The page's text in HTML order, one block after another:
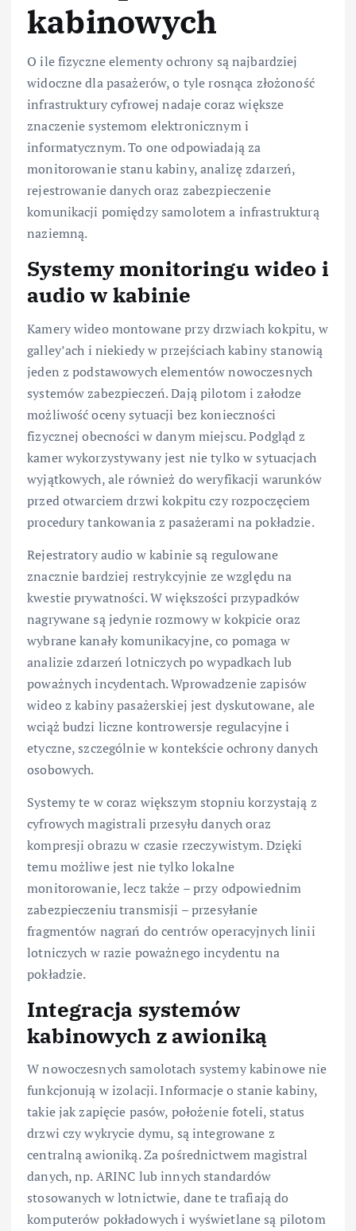
kabinowych
O ile fizyczne elementy ochrony są najbardziej
widoczne dla pasażerów, o tyle rosnąca złożoność
infrastruktury cyfrowej nadaje coraz większe
znaczenie systemom elektronicznym i
informatycznym. To one odpowiadają za
monitorowanie stanu kabiny, analizę zdarzeń,
rejestrowanie danych oraz zabezpieczenie
komunikacji pomiędzy samolotem a infrastrukturą
naziemną.
Systemy monitoringu wideo i
audio w kabinie
Kamery wideo montowane przy drzwiach kokpitu, w
galley’ach i niekiedy w przejściach kabiny stanowią
jeden z podstawowych elementów nowoczesnych
systemów zabezpieczeń. Dają pilotom i załodze
możliwość oceny sytuacji bez konieczności
fizycznej obecności w danym miejscu. Podgląd z
kamer wykorzystywany jest nie tylko w sytuacjach
wyjątkowych, ale również do weryfikacji warunków
przed otwarciem drzwi kokpitu czy rozpoczęciem
procedury tankowania z pasażerami na pokładzie.
Rejestratory audio w kabinie są regulowane
znacznie bardziej restrykcyjnie ze względu na
kwestie prywatności. W większości przypadków
nagrywane są jedynie rozmowy w kokpicie oraz
wybrane kanały komunikacyjne, co pomaga w
analizie zdarzeń lotniczych po wypadkach lub
poważnych incydentach. Wprowadzenie zapisów
wideo z kabiny pasażerskiej jest dyskutowane, ale
wciąż budzi liczne kontrowersje regulacyjne i
etyczne, szczególnie w kontekście ochrony danych
osobowych.
Systemy te w coraz większym stopniu korzystają z
cyfrowych magistrali przesyłu danych oraz
kompresji obrazu w czasie rzeczywistym. Dzięki
temu możliwe jest nie tylko lokalne
monitorowanie, lecz także – przy odpowiednim
zabezpieczeniu transmisji – przesyłanie
fragmentów nagrań do centrów operacyjnych linii
lotniczych w razie poważnego incydentu na
pokładzie.
Integracja systemów
kabinowych z awioniką
W nowoczesnych samolotach systemy kabinowe nie
funkcjonują w izolacji. Informacje o stanie kabiny,
takie jak zapięcie pasów, położenie foteli, status
drzwi czy wykrycie dymu, są integrowane z
centralną awioniką. Za pośrednictwem magistral
danych, np. ARINC lub innych standardów
stosowanych w lotnictwie, dane te trafiają do
komputerów pokładowych i wyświetlane są pilotom